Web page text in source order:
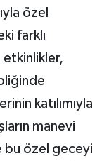
özel
farklı
katılımıyla
manevi
bu özel geceyi